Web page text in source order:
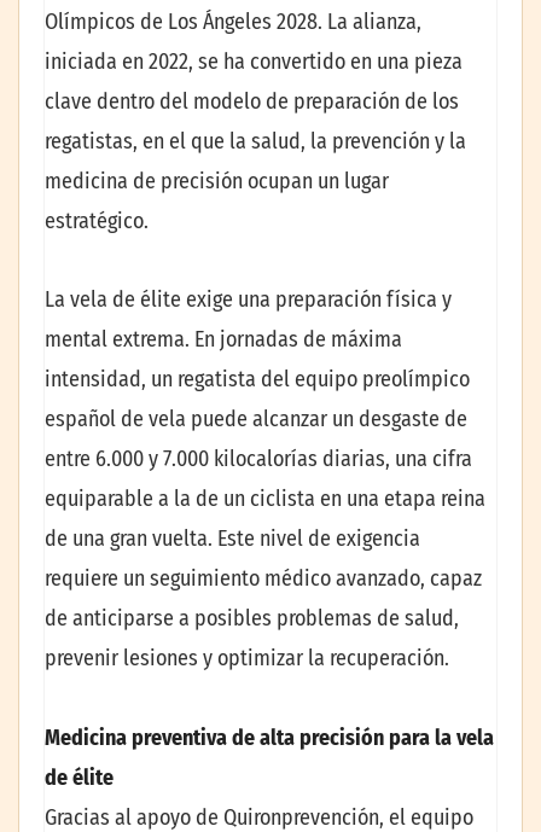
Olímpicos de Los Ángeles 2028. La alianza,
iniciada en 2022, se ha convertido en una pieza
clave dentro del modelo de preparación de los
regatistas, en el que la salud, la prevención y la
medicina de precisión ocupan un lugar
estratégico.
La vela de élite exige una preparación física y
mental extrema. En jornadas de máxima
intensidad, un regatista del equipo preolímpico
español de vela puede alcanzar un desgaste de
entre 6.000 y 7.000 kilocalorías diarias, una cifra
equiparable a la de un ciclista en una etapa reina
de una gran vuelta. Este nivel de exigencia
requiere un seguimiento médico avanzado, capaz
de anticiparse a posibles problemas de salud,
prevenir lesiones y optimizar la recuperación.
Medicina preventiva de alta precisión para la vela
de élite
Gracias al apoyo de Quironprevención, el equipo